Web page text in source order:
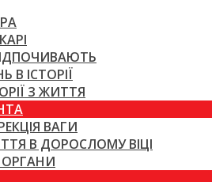
В ІСТОРІЇ
З ЖИТТЯ
ВАГИ
В ДОРОСЛОМУ ВІЦІ